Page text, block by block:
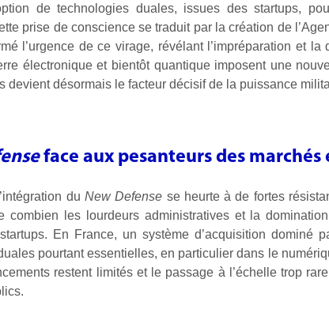
de technologies duales, issues des startups,
prise de conscience se traduit par la création de
l’urgence de ce virage, révélant l’impréparation et
électronique et bientôt quantique imposent une
devient désormais le facteur décisif de la puissance
face aux pesanteurs des marchés
du New Defense se heurte à de fortes
combien les lourdeurs administratives et la
En France, un système d’acquisition
pourtant essentielles, en particulier dans le
restent limités et le passage à l’échelle trop